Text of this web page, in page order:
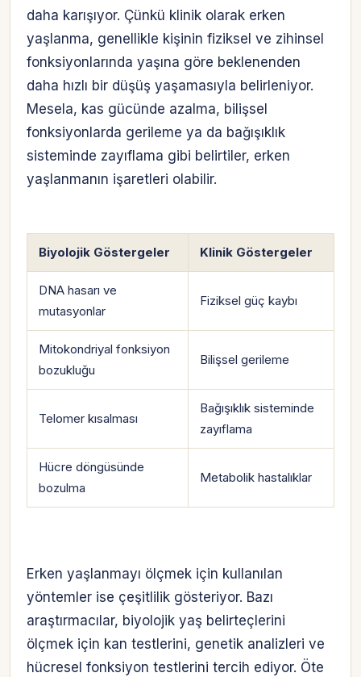
daha karışıyor. Çünkü klinik olarak erken
yaşlanma, genellikle kişinin fiziksel ve zihinsel
fonksiyonlarında yaşına göre beklenenden
daha hızlı bir düşüş yaşamasıyla belirleniyor.
Mesela, kas gücünde azalma, bilişsel
fonksiyonlarda gerileme ya da bağışıklık
sisteminde zayıflama gibi belirtiler, erken
yaşlanmanın işaretleri olabilir.
Biyolojik Göstergeler Klinik Göstergeler
DNA hasarı ve
mutasyonlar
Fiziksel güç kaybı
Mitokondriyal fonksiyon
bozukluğu
Bilişsel gerileme
Telomer kısalması
Bağışıklık sisteminde
zayıflama
Hücre döngüsünde
bozulma
Metabolik hastalıklar
Erken yaşlanmayı ölçmek için kullanılan
yöntemler ise çeşitlilik gösteriyor. Bazı
araştırmacılar, biyolojik yaş belirteçlerini
ölçmek için kan testlerini, genetik analizleri ve
hücresel fonksiyon testlerini tercih ediyor. Öte